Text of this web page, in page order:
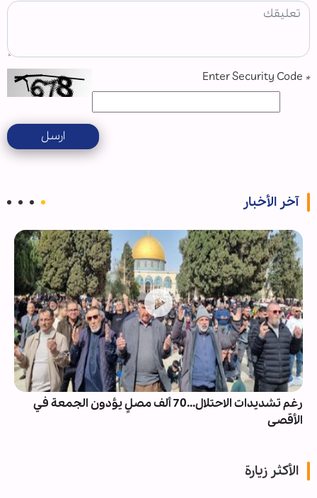
*
ارسل
آخر الأخبار
رغم تشديدات الاحتلال...70 ألف مصلٍ يؤدون الجمعة في
الأقصى
الأكثر زيارة